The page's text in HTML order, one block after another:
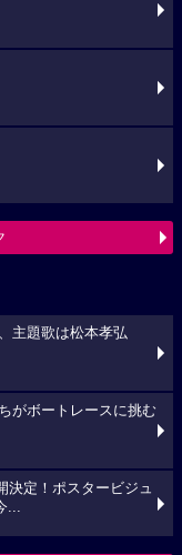
主題歌は松本孝弘
がボートレースに挑む
決定！ポスタービジュ
...